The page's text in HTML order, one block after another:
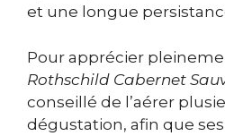
et une longue
Pour apprécier
Rothschild Cabernet
conseillé de l’aérer
dégustation, afin que